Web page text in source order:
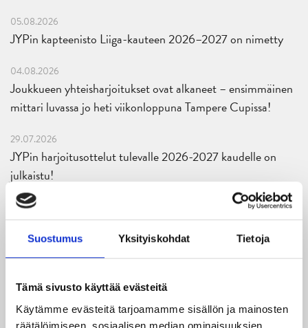
Suostumus Yksityiskohdat Tietoja
Tämä sivusto käyttää evästeitä
Käytämme evästeitä tarjoamamme sisällön ja mainosten
räätälöimiseen, sosiaalisen median ominaisuuksien
05.08.2026
JYPin kapteenisto Liiga-kauteen 2026–2027 on nimetty
04.08.2026
Joukkueen yhteisharjoitukset ovat alkaneet – ensimmäinen
mittari luvassa jo heti viikonloppuna Tampere Cupissa!
29.07.2026
JYPin harjoitusottelut tulevalle 2026-2027 kaudelle on
julkaistu!
27.07.2026
Ruotsalaishyökkääjä Arvid Costmar JYPiin
25.06.2026
02.06.2026
Liiga-kauden 2026-2027 otteluohjelma on julkaistu!